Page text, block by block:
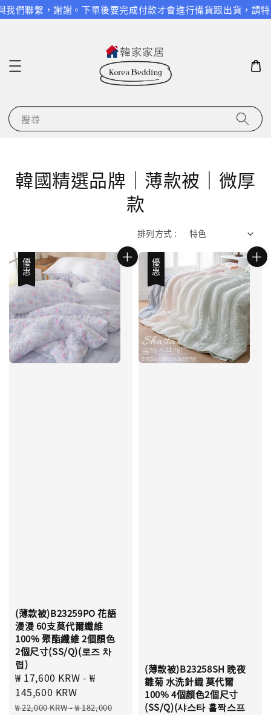
謝謝。下單後要完成付款才會進行備貨跟出貨，請特別留意，
搜尋
韓國精選品牌｜薄款被｜微厚
款
排列方式 :
優惠
(薄款被)B23259PO 花語
漫漫 60支莫代爾纖維
100% 聚酯纖維 2個顏色
2個尺寸(SS/Q)(로즈 차
렵)
Sale
price
₩ 17,600 KRW -₩
145,600 KRW
Regular
₩ 22,000 KRW-₩ 182,000
優惠
(薄款被)B23258SH 晚夜
雛菊 水洗針織 莫代爾
100% 4個顏色2個尺寸
(SS/Q)(샤스타 홀짝스프